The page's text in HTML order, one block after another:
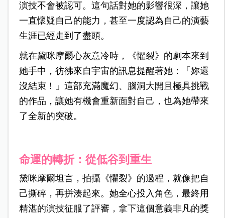
演技不會被認可。這句話對她的影響很深，讓她
一直懷疑自己的能力，甚至一度認為自己的演藝
生涯已經走到了盡頭。
就在黛咪摩爾心灰意冷時，《懼裂》的劇本來到
她手中，彷彿來自宇宙的訊息提醒著她：「妳還
沒結束！」這部充滿魔幻、腦洞大開且極具挑戰
的作品，讓她有機會重新面對自己，也為她帶來
了全新的突破。
命運的轉折：從低谷到重生
黛咪摩爾坦言，拍攝《懼裂》的過程，就像把自
己撕碎，再拼湊起來。她全心投入角色，最終用
精湛的演技征服了評審，拿下這個意義非凡的獎